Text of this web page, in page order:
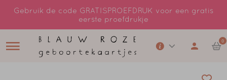
Gebruik de code GRATISPROEFDRUK voor een gratis
eerste proefdrukje
0